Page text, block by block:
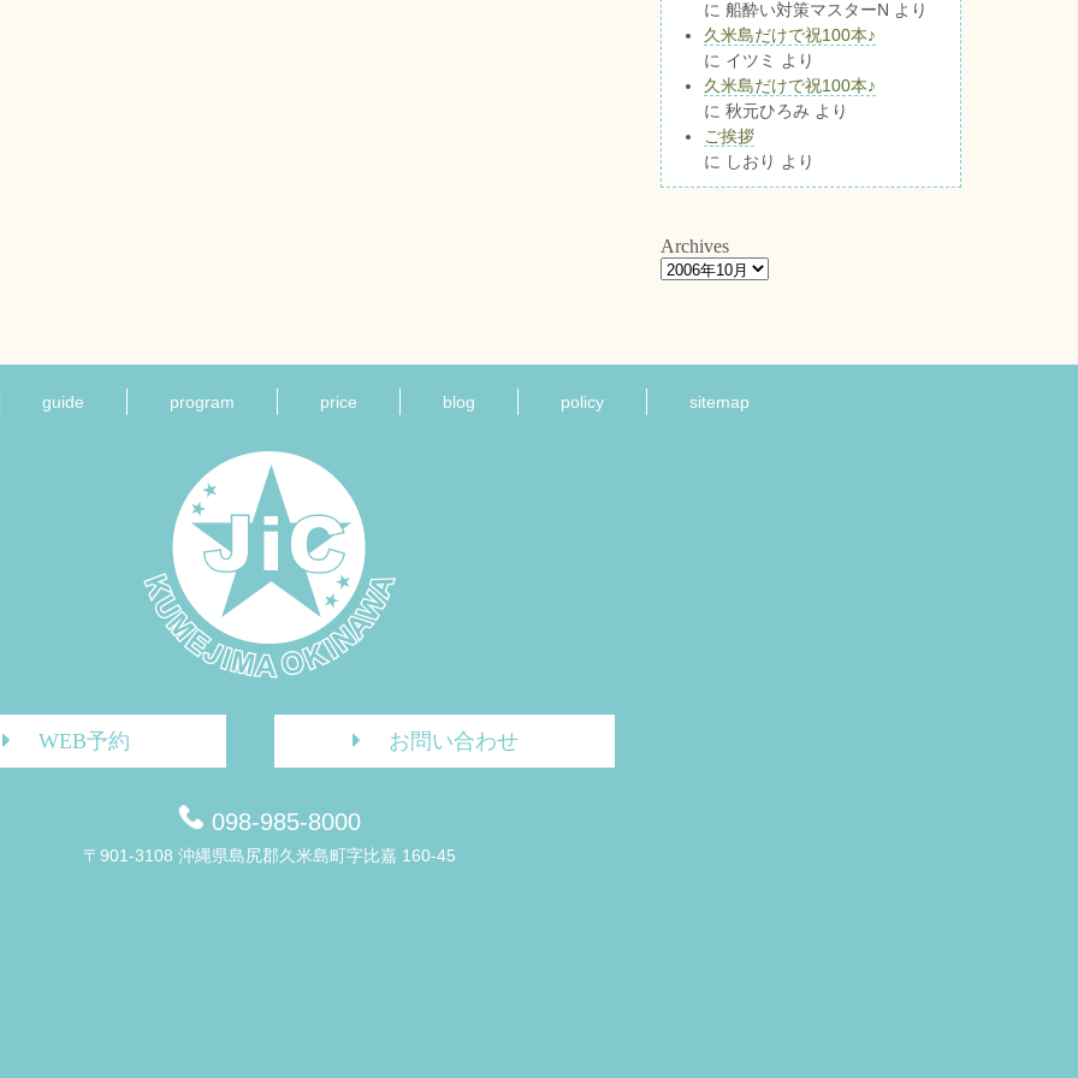
に 船酔い対策マスターN より
久米島だけで祝100本♪
に イツミ
より
久米島だけで祝100本♪
に 秋元ひろみ より
ご挨拶
に しおり より
Archives
guide program price blog policy sitemap
WEB予約 お問い合わせ
098-985-8000
〒901-3108 沖縄県島尻郡久米島町字比嘉 160-45